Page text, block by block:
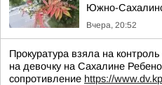
Южно-
Вчера, 20:52
Прокуратура взяла на
на девочку на Сахалине
сопротивление https://